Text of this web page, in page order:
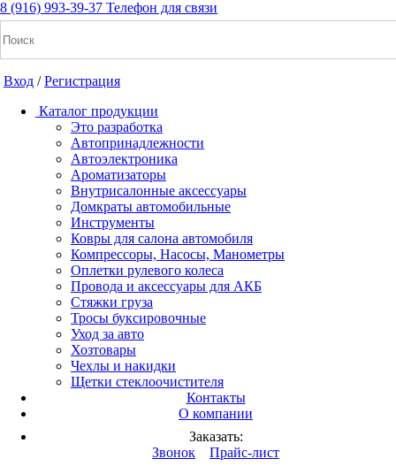
8 (916) 993-39-37 Телефон для связи
Вход /Регистрация
Каталог продукции
Это разработка
Автопринадлежности
Автоэлектроника
Ароматизаторы
Внутрисалонные аксессуары
Домкраты автомобильные
Инструменты
Ковры для салона автомобиля
Компрессоры, Насосы, Манометры
Оплетки рулевого колеса
Провода и аксессуары для АКБ
Стяжки груза
Тросы буксировочные
Уход за авто
Хозтовары
Чехлы и накидки
Щетки стеклоочистителя
Контакты
О компании
Заказать:
Звонок
Прайс-лист
+7(916) 993-39-37
Заказать звонок
Notice: Undefined index: cart_total in
/home/a/a2dm2020/a2dm.ru/public_html/wa-
cache/apps/shop/templates/compiled/shop_ru_RU/ad/3d/07/
on line 260 Notice: Trying to get property of non-object in
/home/a/a2dm2020/a2dm.ru/public_html/wa-
cache/apps/shop/templates/compiled/shop_ru_RU/ad/3d/07/
on line 260 0Р
Это разработка